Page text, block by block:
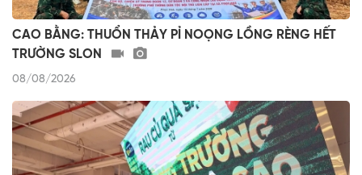
CAO BẰNG: THUỔN THẢY PỈ NOỌNG LỒNG RÈNG HẾT
TRƯỜNG SLON
08/08/2026